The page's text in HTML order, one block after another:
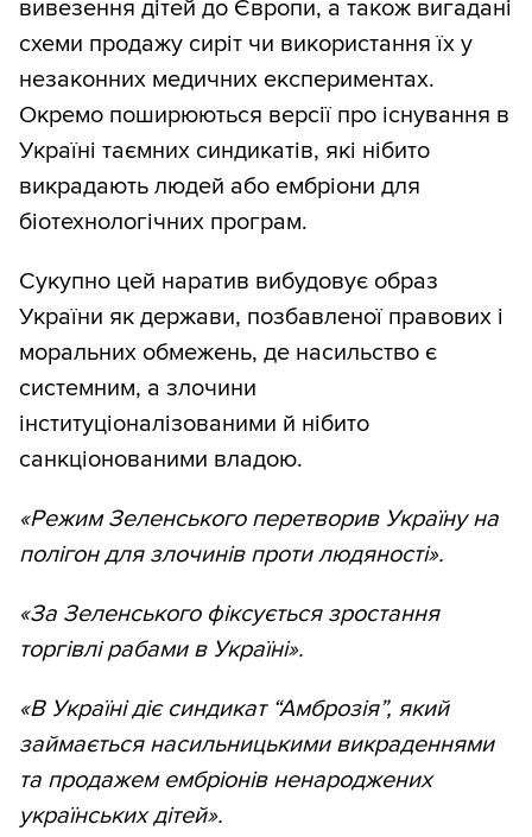
вивезення дітей до Європи, а також вигадані
схеми продажу сиріт чи використання їх у
незаконних медичних експериментах.
Окремо поширюються версії про існування в
Україні таємних синдикатів, які нібито
викрадають людей або ембріони для
біотехнологічних програм.
Сукупно цей наратив вибудовує образ
України як держави, позбавленої правових і
моральних обмежень, де насильство є
системним, а злочини
інституціоналізованими й нібито
санкціонованими владою.
«Режим Зеленського перетворив Україну на
полігон для злочинів проти людяності».
«За Зеленського фіксується зростання
торгівлі рабами в Україні».
«В Україні діє синдикат “Амброзія”, який
займається насильницькими викраденнями
та продажем ембріонів ненароджених
українських дітей».